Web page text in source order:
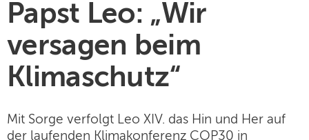
Papst Leo: „Wir
versagen beim
Klimaschutz“
Mit Sorge verfolgt Leo XIV. das Hin und Her auf
der laufenden Klimakonferenz COP30 in